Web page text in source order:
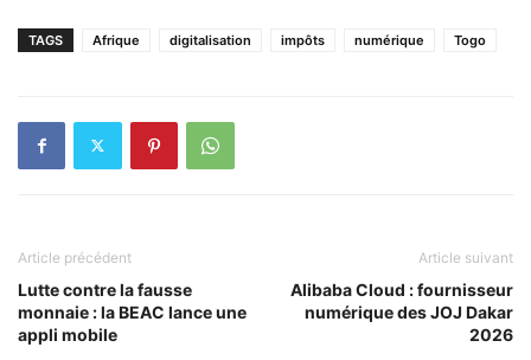
TAGS Afrique digitalisation impôts numérique Togo
Article précédent
Lutte contre la fausse
monnaie : la BEAC lance une
appli mobile
Article suivant
Alibaba Cloud : fournisseur
numérique des JOJ Dakar
2026